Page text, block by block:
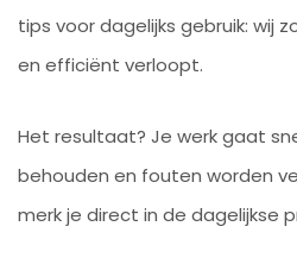
tips voor dagelijks gebruik: wij
en efficiënt verloopt.
Het resultaat? Je werk gaat
behouden en fouten worden
merk je direct in de dagelijkse